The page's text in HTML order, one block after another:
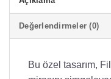
Değerlendirmeler (0)
Bu özel tasarım,